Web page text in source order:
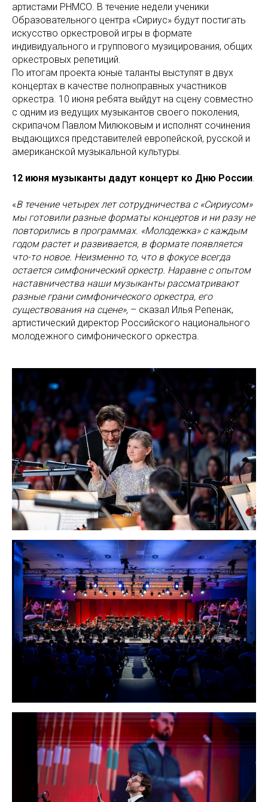
артистами РНМСО. В течение недели ученики
Образовательного центра «Сириус» будут постигать
искусство оркестровой игры в формате
индивидуального и группового музицирования, общих
оркестровых репетиций.
По итогам проекта юные таланты выступят в двух
концертах в качестве полноправных участников
оркестра. 10 июня ребята выйдут на сцену совместно
с одним из ведущих музыкантов своего поколения,
скрипачом Павлом Милюковым и исполнят сочинения
выдающихся представителей европейской, русской и
американской музыкальной культуры.
12 июня музыканты дадут концерт ко Дню России
«В течение четырех лет сотрудничества с «Сириусом»
мы готовили разные форматы концертов и ни разу не
повторились в программах. «Молодежка» с каждым
годом растет и развивается, в формате появляется
что-то новое. Неизменно то, что в фокусе всегда
остается симфонический оркестр. Наравне с опытом
наставничества наши музыканты рассматривают
разные грани симфонического оркестра, его
существования на сцене», – сказал Илья Репенак,
артистический директор Российского национального
молодежного симфонического оркестра.